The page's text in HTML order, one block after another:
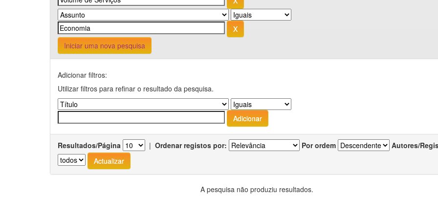
Iniciar uma nova pesquisa
Adicionar filtros:
Utilizar filtros para refinar o resultado da pesquisa.
Resultados/Página | Ordenar registos por: Por ordem Autores/
A pesquisa não produziu resultados.